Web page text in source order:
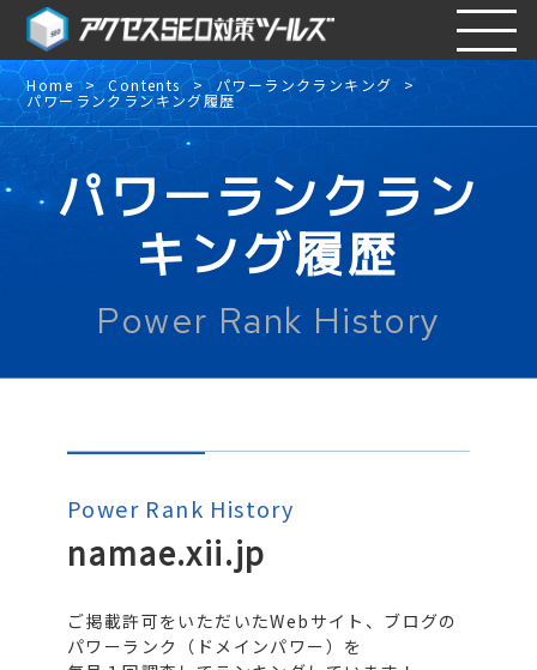
Home Contents パワーランクランキング
パワーランクランキング履歴
パワーランクラン
キング履歴
Power Rank History
Power Rank History
namae.xii.jp
ご掲載許可をいただいたWebサイト、ブログの
パワーランク（ドメインパワー）を